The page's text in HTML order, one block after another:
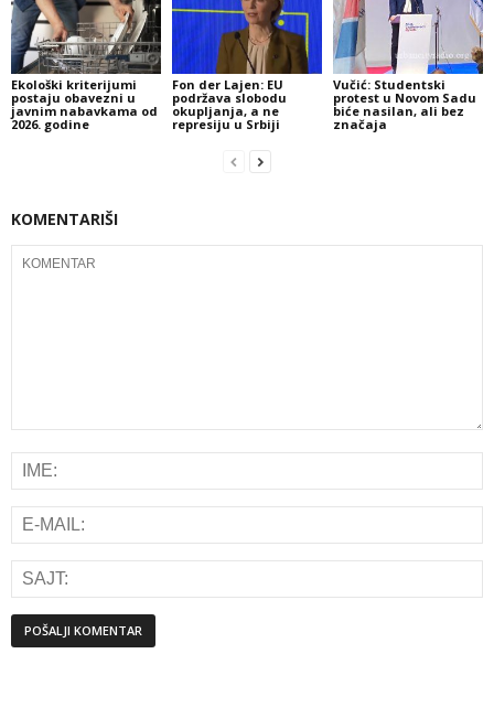
Ekološki kriterijumi
postaju obavezni u
javnim nabavkama od
2026. godine
Fon der Lajen: EU
podržava slobodu
okupljanja, a ne
represiju u Srbiji
Vučić: Studentski
protest u Novom Sadu
biće nasilan, ali bez
značaja
KOMENTARIŠI